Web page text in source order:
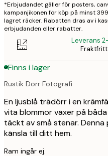
*Erbjudandet gäller för posters,
kampanjikonen för köp på minst
lagret räcker. Rabatten dras av i
erbjudanden eller rabatter.
Leverans
Finns i lager
Rustik Dörr Fotografi
En ljusblå trädörr i en
vita blommor växer på
täckt av små stenar.
känsla till ditt hem.
Ram ingår ej.